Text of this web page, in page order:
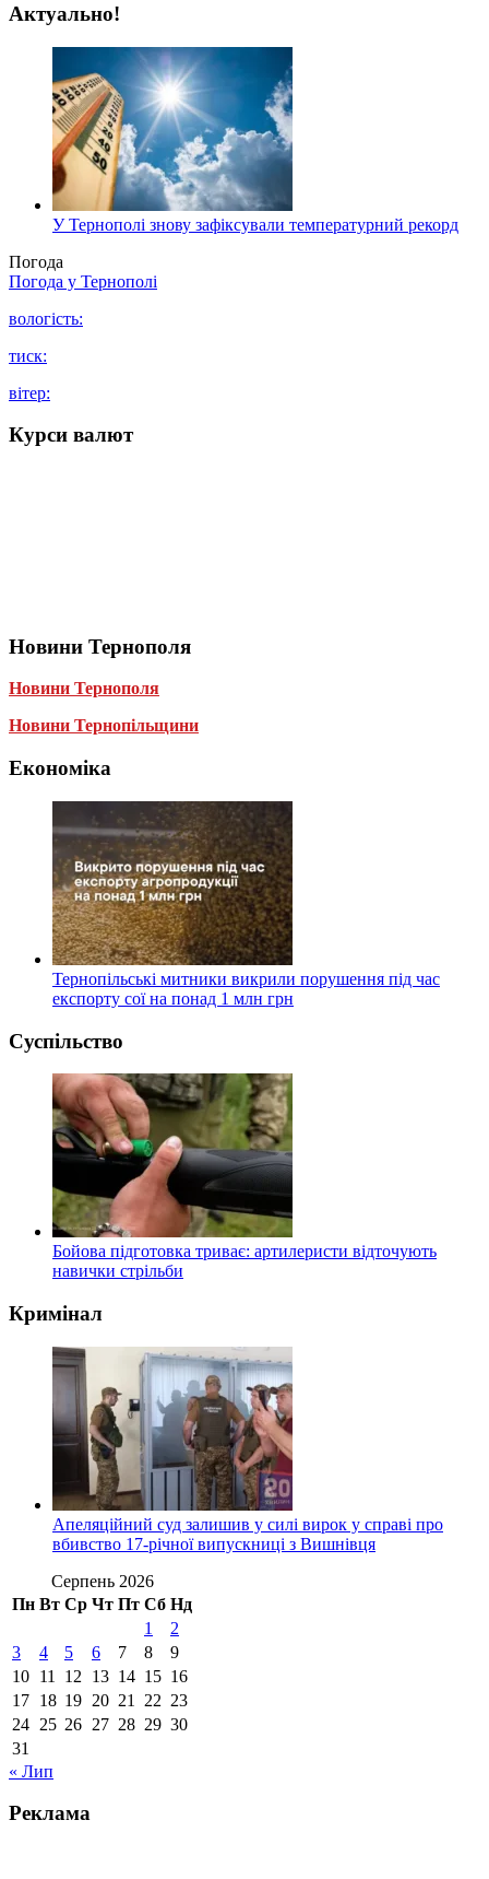
Актуально!
У Тернополі знову зафіксували температурний рекорд
Погода
Погода у Тернополі
вологість:
тиск:
вітер:
Курси валют
Новини Тернополя
Новини Тернополя
Новини Тернопільщини
Економіка
Тернопільські митники викрили порушення під час
експорту сої на понад 1 млн грн
Суспільство
Бойова підготовка триває: артилеристи відточують
навички стрільби
Кримінал
Апеляційний суд залишив у силі вирок у справі про
вбивство 17-річної випускниці з Вишнівця
Серпень 2026
Пн Вт Ср Чт Пт Сб Нд
1
2
3
4 5 6 7 8
9
10 11 12 13 14 15 16
17 18 19 20 21 22 23
24 25 26 27 28 29 30
31
« Лип
Реклама